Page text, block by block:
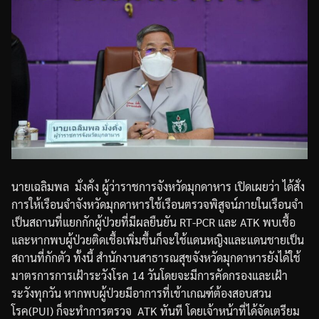
นายเฉลิมพล มั่งคั่ง ผู้ว่าราชการจังหวัดมุกดาหาร เปิดเผยว่า ได้สั่ง
การให้เรือนจำจังหวัดมุกดาหารใช้เรือนตรวจพิสูจน์ภายในเรือนจำ
เป็นสถานที่แยกกักผู้ป่วยที่มีผลยืนยัน RT-PCR และ ATK พบเชื้อ
และหากพบผู้ป่วยติดเชื้อเพิ่มขึ้นก็จะใช้แดนหญิงและแดนชายเป็น
สถานที่กักตัว ทั้งนี้สำนักงานสาธารณสุขจังหวัดมุกดาหารยังได้ใช้
มาตรการการเฝ้าระวังโรค 14วันโดยจะมีการคัดกรองและเฝ้า
ระวังทุกวันหากพบผู้ป่วยมีอาการที่เข้าเกณฑ์ต้องสอบสวน
โรค(PUI)ก็จะทำการตรวจ ATK ทันที โดยเจ้าหน้าที่ได้จัดเตรียม